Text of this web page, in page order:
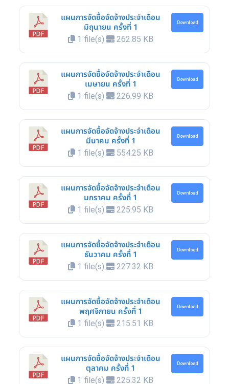
แผนการจัดซื้อจัดจ้างประจำเดือน
มิถุนายน ครั้งที่ 1
1 file(s) 262.85 KB
Download
แผนการจัดซื้อจัดจ้างประจำเดือน
เมษายน ครั้งที่ 1
1 file(s) 226.99 KB
Download
แผนการจัดซื้อจัดจ้างประจำเดือน
มีนาคม ครั้งที่ 1
1 file(s) 554.25 KB
Download
แผนการจัดซื้อจัดจ้างประจำเดือน
มกราคม ครั้งที่ 1
1 file(s) 225.95 KB
Download
แผนการจัดซื้อจัดจ้างประจำเดือน
ธันวาคม ครั้งที่ 1
1 file(s) 227.32 KB
Download
แผนการจัดซื้อจัดจ้างประจำเดือน
พฤศจิกายน ครั้งที่ 1
1 file(s) 215.51 KB
Download
แผนการจัดซื้อจัดจ้างประจำเดือน
ตุลาคม ครั้งที่ 1
1 file(s) 225.32 KB
Download